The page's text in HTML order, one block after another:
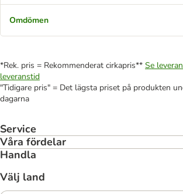
Omdömen
*Rek. pris = Rekommenderat cirkapris** Se
leveranstid
"Tidigare pris" = Det lägsta priset på produkten
dagarna
Service
Våra fördelar
Handla
Välj land